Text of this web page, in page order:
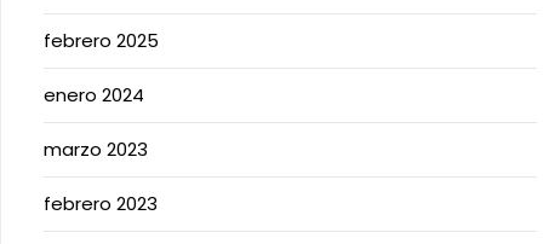
febrero 2025
enero 2024
marzo 2023
febrero 2023